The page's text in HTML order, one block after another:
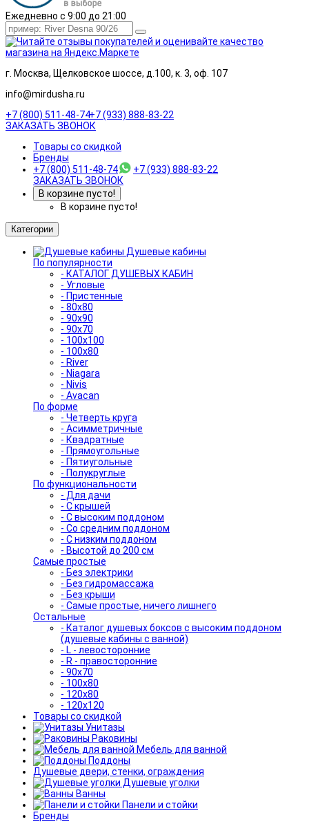
Ежедневно с 9:00 до 21:00
г. Москва, Щелковское шоссе, д.100, к. 3, оф. 107
info@mirdusha.ru
+7 (800) 511-48-74+7 (933) 888-83-22
ЗАКАЗАТЬ ЗВОНОК
Товары со скидкой
Бренды
+7 (800) 511-48-74
+7 (933) 888-83-22
ЗАКАЗАТЬ ЗВОНОК
В корзине пусто!
В корзине пусто!
Категории
Душевые кабины
По популярности
- КАТАЛОГ ДУШЕВЫХ КАБИН
- Угловые
- Пристенные
- 80x80
- 90x90
- 90x70
- 100x100
- 100x80
- River
- Niagara
- Nivis
- Avacan
По форме
- Четверть круга
- Асимметричные
- Квадратные
- Прямоугольные
- Пятиугольные
- Полукруглые
По функциональности
- Для дачи
- С крышей
- С высоким поддоном
- Со средним поддоном
- С низким поддоном
- Высотой до 200 см
Самые простые
- Без электрики
- Без гидромассажа
- Без крыши
- Самые простые, ничего лишнего
Остальные
- Каталог душевых боксов с высоким поддоном
(душевые кабины с ванной)
- L - левосторонние
- R - правосторонние
- 90x70
- 100x80
- 120x80
- 120x120
Товары со скидкой
Унитазы
Раковины
Мебель для ванной
Поддоны
Душевые двери, стенки, ограждения
Душевые уголки
Ванны
Панели и стойки
Бренды